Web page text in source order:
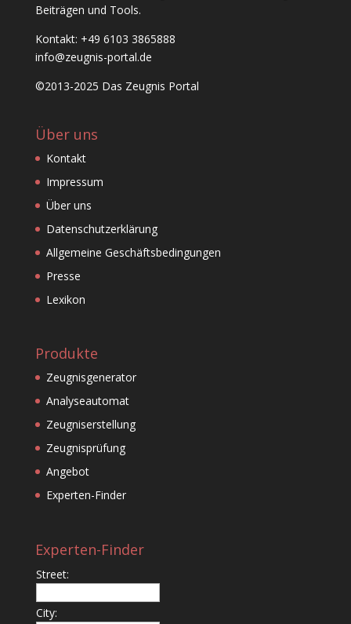
Beiträgen und Tools.
Kontakt: +49 6103 3865888
info@zeugnis-portal.de
©2013-2025 Das Zeugnis Portal
Über uns
Kontakt
Impressum
Über uns
Datenschutzerklärung
Allgemeine Geschäftsbedingungen
Presse
Lexikon
Produkte
Zeugnisgenerator
Analyseautomat
Zeugniserstellung
Zeugnisprüfung
Angebot
Experten-Finder
Experten-Finder
Street:
City: